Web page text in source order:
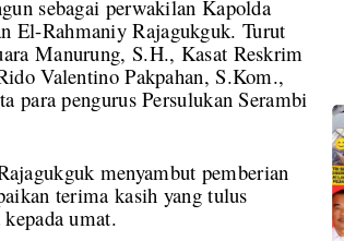
sebagai perwakilan Kapolda
El-Rahmaniy Rajagukguk. Turut
Manurung, S.H., Kasat Reskrim
Valentino Pakpahan, S.Kom.,
pengurus Persulukan Serambi
menyambut pemberian
terima kasih yang tulus
umat.